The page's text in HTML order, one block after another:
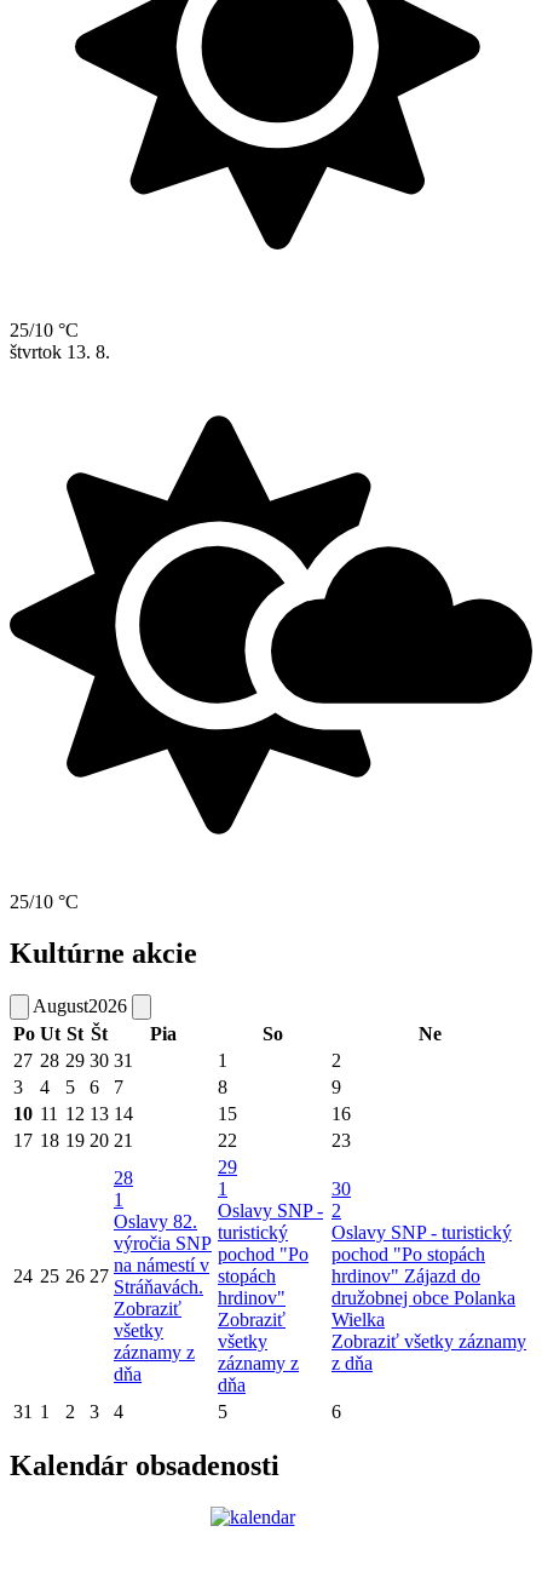
25/10 °C
štvrtok 13. 8.
25/10 °C
Kultúrne akcie
August2026
Po Ut St Št Pia So
Ne
27 28 29 30 31 1
2
3
4 5 6 7 8
9
10 11 12 13 14 15
16
17 18 19 20 21 22 23
24 25 26 27
28
1
Oslavy 82.
výročia SNP
na námestí v
Stráňavách.
Zobraziť
všetky
záznamy z
dňa
29
1
Oslavy SNP -
turistický
pochod "Po
stopách
hrdinov"
Zobraziť
všetky
záznamy z
dňa
30
2
Oslavy SNP - turistický
pochod "Po stopách
hrdinov" Zájazd do
družobnej obce Polanka
Wielka
Zobraziť všetky záznamy
z dňa
31 1 2 3 4 5 6
Kalendár obsadenosti